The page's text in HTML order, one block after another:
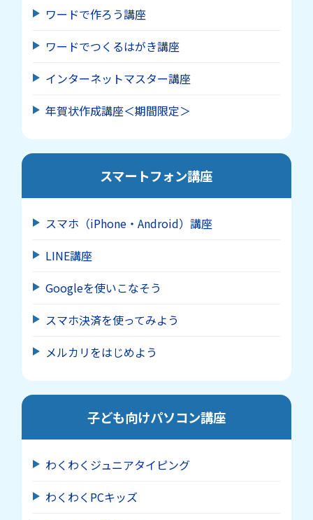
ワードで作ろう講座
ワードでつくるはがき講座
インターネットマスター講座
年賀状作成講座＜期間限定＞
スマートフォン講座
スマホ（iPhone・Android）講座
LINE講座
Googleを使いこなそう
スマホ決済を使ってみよう
メルカリをはじめよう
子ども向けパソコン講座
わくわくジュニアタイピング
わくわくPCキッズ